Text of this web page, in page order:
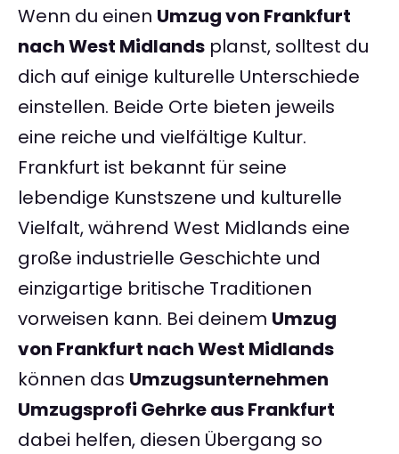
Wenn du einen Umzug von Frankfurt
nach West Midlands planst, solltest du
dich auf einige kulturelle Unterschiede
einstellen. Beide Orte bieten jeweils
eine reiche und vielfältige Kultur.
Frankfurt ist bekannt für seine
lebendige Kunstszene und kulturelle
Vielfalt, während West Midlands eine
große industrielle Geschichte und
einzigartige britische Traditionen
vorweisen kann. Bei deinem Umzug
von Frankfurt nach West Midlands
können das Umzugsunternehmen
Umzugsprofi Gehrke aus Frankfurt
dabei helfen, diesen Übergang so